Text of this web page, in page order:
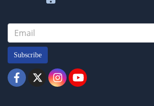
Subscribe